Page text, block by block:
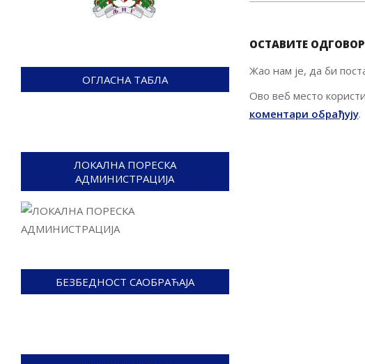
ОСТАВИТЕ ОДГОВОР
Жао нам је, да би
Ово веб место
коментари обрађују.
ОГЛАСНА ТАБЛА
ЛОКАЛНА ПОРЕСКА
АДМИНИСТРАЦИЈА
БЕЗБЕДНОСТ САОБРАЋАЈА